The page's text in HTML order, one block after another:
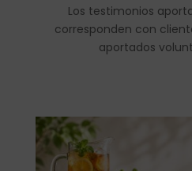
Los testimonios
corresponden con
aportados